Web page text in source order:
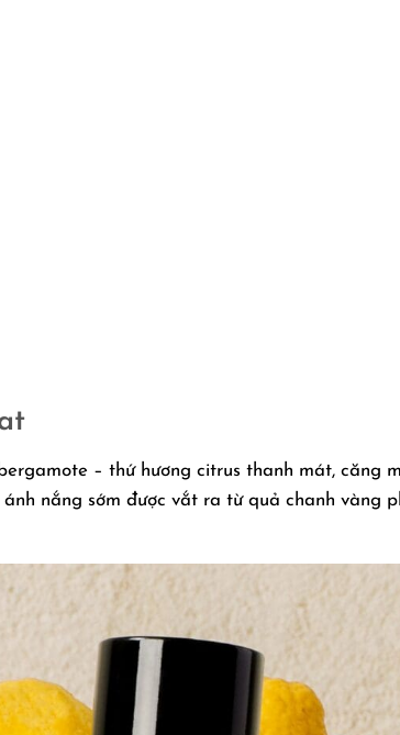
– thứ hương citrus thanh mát, căng
nắng sớm được vắt ra từ quả chanh